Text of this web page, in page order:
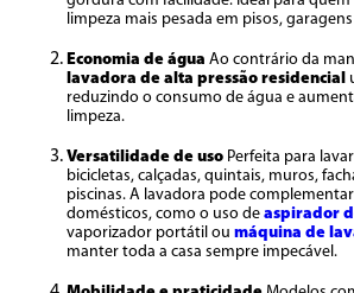
limpeza mais pesada em pisos,
Economia de água Ao contrário da
lavadora de alta pressão residencial
reduzindo o consumo de água e
limpeza.
Versatilidade de uso Perfeita para
bicicletas, calçadas, quintais, muros,
piscinas. A lavadora pode
domésticos, como o uso de aspirador
vaporizador portátil ou máquina de
manter toda a casa sempre impecável.